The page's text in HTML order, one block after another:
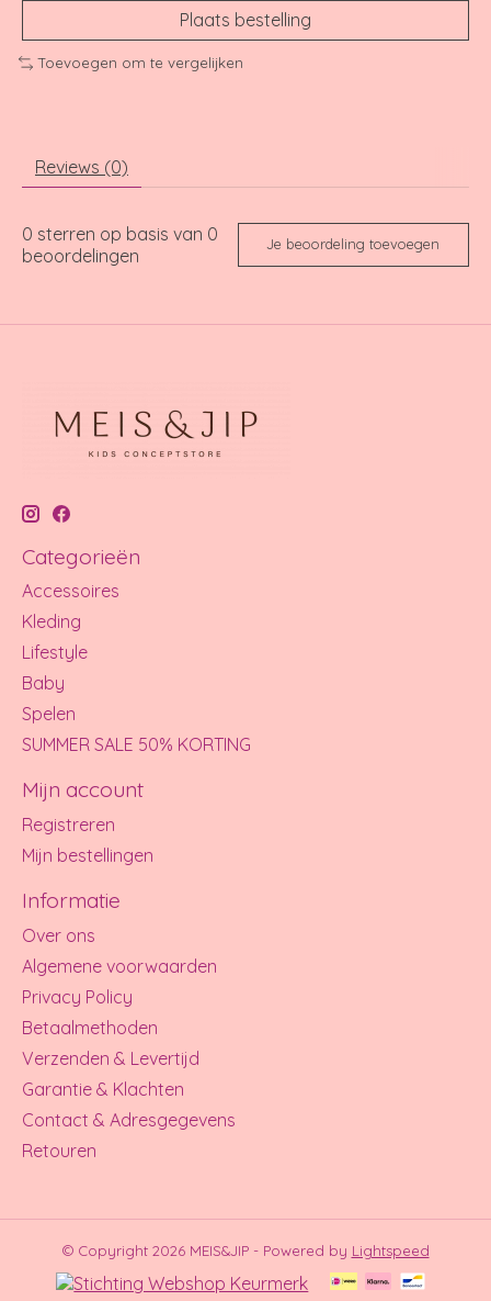
Plaats bestelling
Toevoegen om te vergelijken
Reviews (0)
0 sterren op basis van 0
beoordelingen
Je beoordeling toevoegen
Categorieën
Accessoires
Kleding
Lifestyle
Baby
Spelen
SUMMER SALE 50% KORTING
Mijn account
Registreren
Mijn bestellingen
Informatie
Over ons
Algemene voorwaarden
Privacy Policy
Betaalmethoden
Verzenden & Levertijd
Garantie & Klachten
Contact & Adresgegevens
Retouren
© Copyright 2026 MEIS&JIP - Powered by Lightspeed